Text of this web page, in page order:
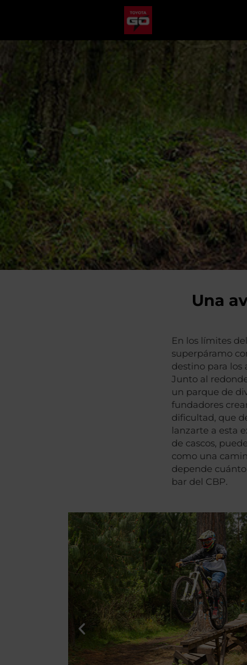
Una
En los límites
superpáramo
destino para los
Junto al
un parque de
fundadores
dificultad, que
lanzarte a esta
de cascos,
como una
depende
bar del CBP.